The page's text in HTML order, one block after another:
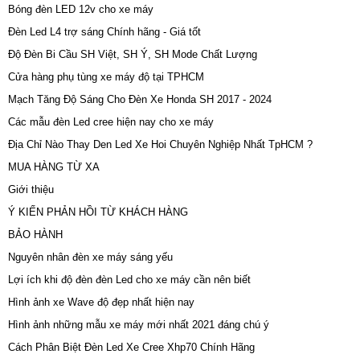
Bóng đèn LED 12v cho xe máy
Đèn Led L4 trợ sáng Chính hãng - Giá tốt
Độ Đèn Bi Cầu SH Việt, SH Ý, SH Mode Chất Lượng
Cửa hàng phụ tùng xe máy độ tại TPHCM
Mạch Tăng Độ Sáng Cho Đèn Xe Honda SH 2017 - 2024
Các mẫu đèn Led cree hiện nay cho xe máy
Địa Chỉ Nào Thay Den Led Xe Hoi Chuyên Nghiệp Nhất TpHCM ?
MUA HÀNG TỪ XA
Giới thiệu
Ý KIẾN PHẢN HỒI TỪ KHÁCH HÀNG
BẢO HÀNH
Nguyên nhân đèn xe máy sáng yếu
Lợi ích khi độ đèn đèn Led cho xe máy cần nên biết
Hình ảnh xe Wave độ đẹp nhất hiện nay
Hình ảnh những mẫu xe máy mới nhất 2021 đáng chú ý
Cách Phân Biệt Đèn Led Xe Cree Xhp70 Chính Hãng